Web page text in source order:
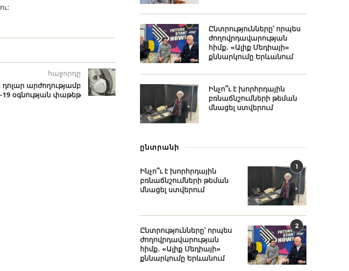
հաջորդը
դոլար արժողությամբ
19 օգնության փաթեթ
Ընտրությունները՝ որպես
ժողովրդավարության
հիմք․ «Ալիք Մեդիայի»
քննարկումը Երևանում
Ինչո՞ւ է խորհրդային
բռնաճնշումների թեման
մնացել ստվերում
ընտրանի
1
Ինչո՞ւ է խորհրդային
բռնաճնշումների թեման
մնացել ստվերում
2
Ընտրությունները՝ որպես
ժողովրդավարության
հիմք․ «Ալիք Մեդիայի»
քննարկումը Երևանում